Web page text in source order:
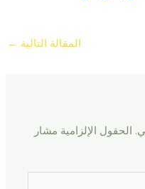
المقالة التالية ←
الحقول الإلزامية مشار